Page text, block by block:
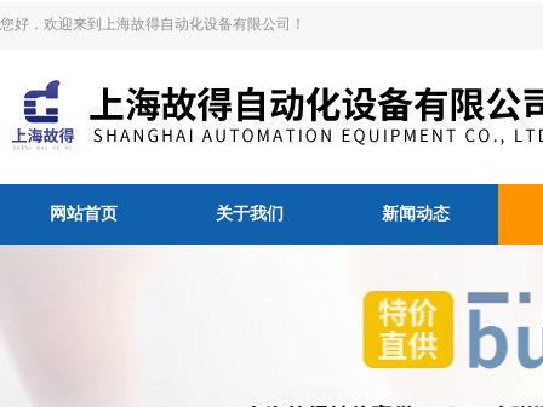
您好，欢迎来到上海故得自动化设备有限公司！
网站首页 关于我们 新闻动态